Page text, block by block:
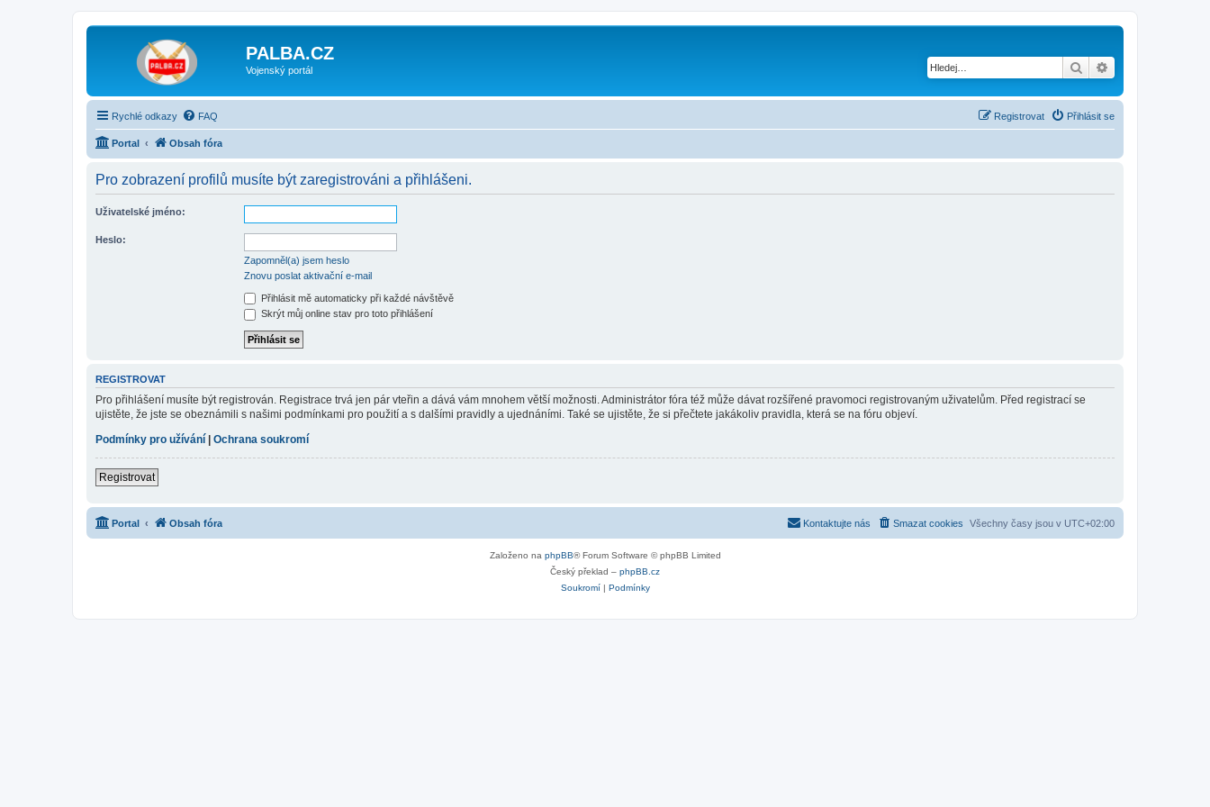
PALBA.CZ
Vojenský portál Hledat
Rychlé odkazy FAQ Přihlásit se
Registrovat
Portal Obsah fóra
Pro zobrazení profilů musíte být zaregistrováni a přihlášeni.
Uživatelské jméno:
Heslo:
Zapomněl(a) jsem heslo
Znovu poslat aktivační e-mail
Přihlásit mě automaticky při každé návštěvě
Skrýt můj online stav pro toto přihlášení
REGISTROVAT
Pro přihlášení musíte být registrován. Registrace trvá jen pár vteřin a dává vám mnohem větší možnosti. Administrátor fóra též může dávat rozšířené pravomoci registrovaným uživatelům. Před registrací se
ujistěte, že jste se obeznámili s našimi podmínkami pro použití a s dalšími pravidly a ujednáními. Také se ujistěte, že si přečtete jakákoliv pravidla, která se na fóru objeví.
Podmínky pro užívání
Ochrana soukromí
Registrovat
Portal Obsah fóra Všechny časy jsou v UTC+02:00
Smazat cookies
Kontaktujte nás
Založeno na phpBB® Forum Software © phpBB Limited
Český překlad – phpBB.cz
Soukromí| Podmínky